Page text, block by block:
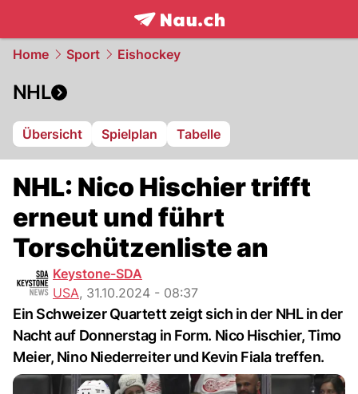
frontpage.NAU.ch
Home Sport Eishockey
NHL
Übersicht Spielplan Tabelle
NHL: Nico Hischier trifft
erneut und führt
Torschützenliste an
Keystone-SDA
USA, 31.10.2024 - 08:37
Ein Schweizer Quartett zeigt sich in der NHL in der
Nacht auf Donnerstag in Form. Nico Hischier, Timo
Meier, Nino Niederreiter und Kevin Fiala treffen.